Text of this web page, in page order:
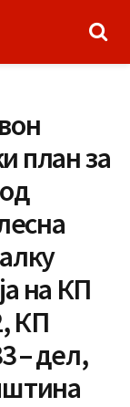
план за
на КП
КП
– дел,